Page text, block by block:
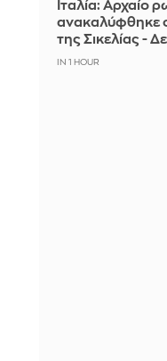
Ιταλία: Αρχαίο
ανακαλύφθηκε
της Σικελίας -
IN 1 HOUR